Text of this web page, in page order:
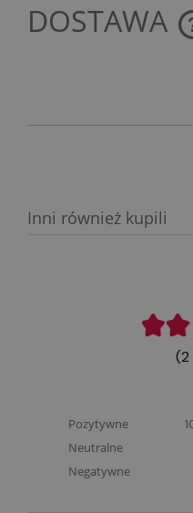
DOSTAWA
CENA NIE ZAWIERA
Inni również kupili
(2
Pozytywne
Neutralne
Negatywne